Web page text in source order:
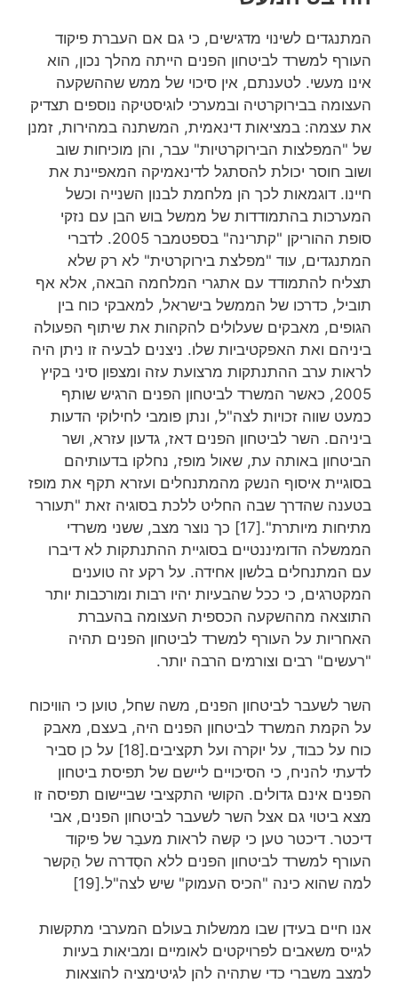
המתנגדים לשינוי מדגישים, כי גם אם העברת פיקוד
העורף למשרד לביטחון הפנים הייתה מהלך נכון, הוא
אינו מעשי. לטענתם, אין סיכוי של ממש שההשקעה
העצומה בבירוקרטיה ובמערכי לוגיסטיקה נוספים תצדיק
את עצמה: במציאות דינאמית, המשתנה במהירות, זמנן
של "המפלצות הבירוקרטיות" עבר, והן מוכיחות שוב
ושוב חוסר יכולת להסתגל לדינאמיקה המאפיינת את
חיינו. דוגמאות לכך הן מלחמת לבנון השנייה וכשל
המערכות בהתמודדות של ממשל בוש הבן עם נזקי
סופת ההוריקן "קתרינה" בספטמבר 2005. לדברי
המתנגדים, עוד "מפלצת בירוקרטית" לא רק שלא
תצליח להתמודד עם אתגרי המלחמה הבאה, אלא אף
תוביל, כדרכו של הממשל בישראל, למאבקי כוח בין
הגופים, מאבקים שעלולים להקהות את שיתוף הפעולה
ביניהם ואת האפקטיביות שלו. ניצנים לבעיה זו ניתן היה
לראות ערב ההתנתקות מרצועת עזה ומצפון סיני בקיץ
2005, כאשר המשרד לביטחון הפנים הרגיש שותף
כמעט שווה זכויות לצה"ל, ונתן פומבי לחילוקי הדעות
ביניהם. השר לביטחון הפנים דאז, גדעון עזרא, ושר
הביטחון באותה עת, שאול מופז, נחלקו בדעותיהם
בסוגיית איסוף הנשק מהמתנחלים ועזרא תקף את מופז
בטענה שהדרך שבה החליט ללכת בסוגיה זאת "תעורר
מתיחות מיותרת".[17] כך נוצר מצב, ששני משרדי
הממשלה הדומיננטיים בסוגיית ההתנתקות לא דיברו
עם המתנחלים בלשון אחידה. על רקע זה טוענים
המקטרגים, כי ככל שהבעיות יהיו רבות ומורכבות יותר
התוצאה מההשקעה הכספית העצומה בהעברת
האחריות על העורף למשרד לביטחון הפנים תהיה
"רעשים" רבים וצורמים הרבה יותר.
השר לשעבר לביטחון הפנים, משה שחל, טוען כי הוויכוח
על הקמת המשרד לביטחון הפנים היה, בעצם, מאבק
כוח על כבוד, על יוקרה ועל תקציבים.[18] על כן סביר
לדעתי להניח, כי הסיכויים ליישם של תפיסת ביטחון
הפנים אינם גדולים. הקושי התקציבי שביישום תפיסה זו
מצא ביטוי גם אצל השר לשעבר לביטחון הפנים, אבי
דיכטר. דיכטר טען כי קשה לראות מעבַר של פיקוד
העורף למשרד לביטחון הפנים ללא הסְדרה של הַקשר
למה שהוא כינה "הכיס העמוק" שיש לצה"ל.[19]
אנו חיים בעידן שבו ממשלות בעולם המערבי מתקשות
לגייס משאבים לפרויקטים לאומיים ומביאות בעיות
למצב משברי כדי שתהיה להן לגיטימציה להוצאות